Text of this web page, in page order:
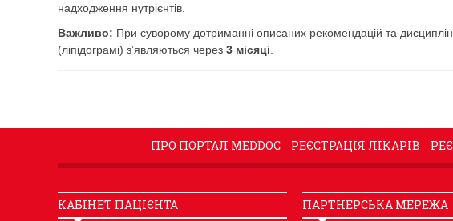
надходження нутрієнтів.
Важливо: При суворому дотриманні описаних рекомендацій та
(ліпідограмі) з’являються через 3 місяці
ПРО ПОРТАЛ MEDDOC РЕЄСТРАЦІЯ ЛІКАРІВ
КАБІНЕТ ПАЦІЄНТА ПАРТНЕРСЬКА МЕРЕЖА